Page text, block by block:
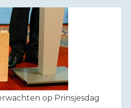
op Prinsjesdag